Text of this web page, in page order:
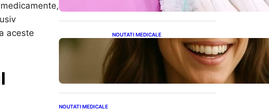
aceste
NOUTATI MEDICALE
Ceaiul – Băutura care
protejează inima:
Descoperiri recente despre
beneficiile consumului zilnic
NOUTATI MEDICALE